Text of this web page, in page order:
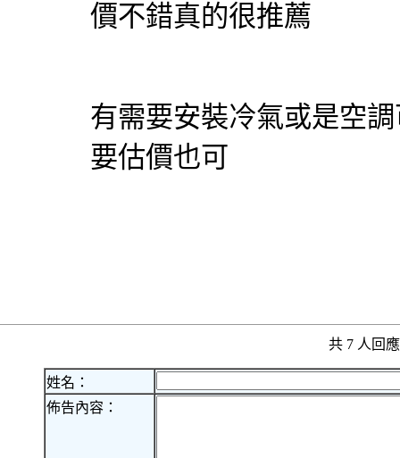
價不錯真的很推薦
有需要安裝冷氣或是空
要估價也可
共 7 人回
姓名：
佈告內容：